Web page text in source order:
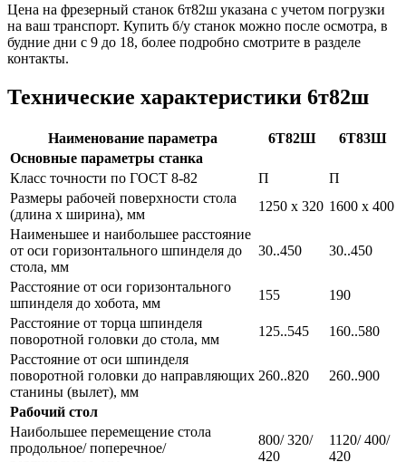
Цена на фрезерный станок 6т82ш указана с учетом погрузки
на ваш транспорт. Купить б/у станок можно после осмотра, в
будние дни с 9 до 18, более подробно смотрите в разделе
контакты.
Технические характеристики 6т82ш
Наименование параметра 6Т82Ш
6Т83Ш
Основные параметры станка
Класс точности по ГОСТ 8-82
П
П
Размеры рабочей поверхности стола
(длина х ширина), мм
1250 х 320 1600 х 400
Наименьшее и наибольшее расстояние
от оси горизонтального шпинделя до
стола, мм
30..450 30..450
Расстояние от оси горизонтального
шпинделя до хобота, мм
155
190
Расстояние от торца шпинделя
поворотной головки до стола, мм
125..545
160..580
Расстояние от оси шпинделя
поворотной головки до направляющих
станины (вылет), мм
260..820 260..900
Рабочий стол
Наибольшее перемещение стола
продольное/ поперечное/
800/ 320/
420
1120/ 400/
420